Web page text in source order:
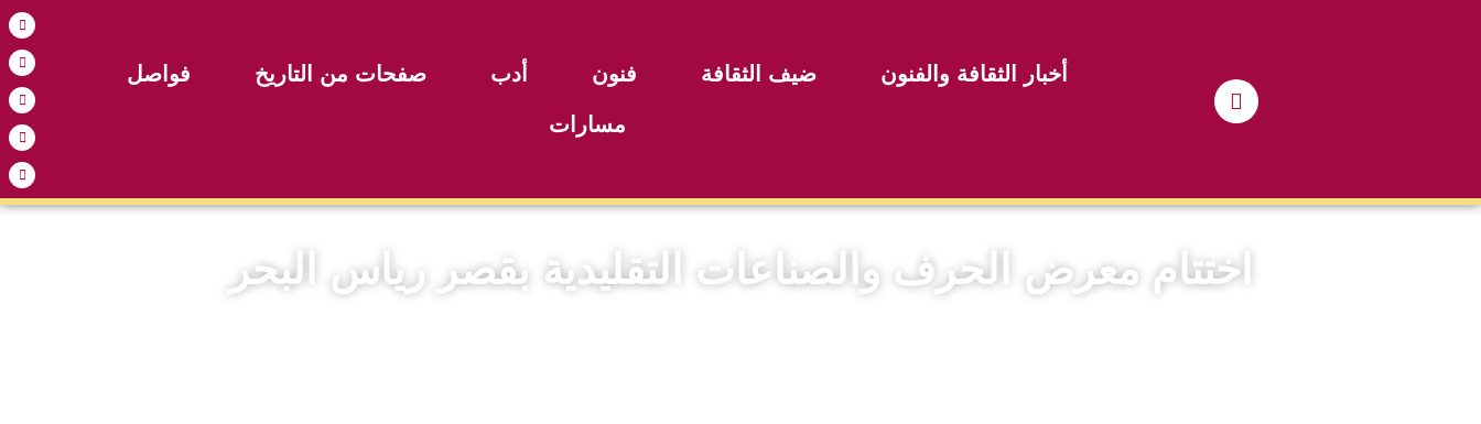
أخبار الثقافة والفنون ضيف الثقافة فنون أدب صفحات من التاريخ فواصل
مسارات
اختتام معرض الحرف والصناعات التقليدية بقصر رياس البحر